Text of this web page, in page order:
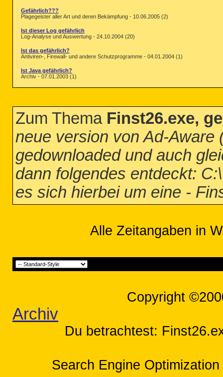
Gefährlich???
Plagegeister aller Art und deren Bekämpfung - 10.06.2005 (2)
Ist dieser Log gefährlich
Log-Analyse und Auswertung - 24.10.2004 (20)
Ist das gefährlich?
Antiviren-, Firewall- und andere Schutzprogramme - 04.01.2004 (1)
Ist Java gefährlich?
Archiv - 07.01.2003 (1)
Zum Thema Finst26.exe,
neue version von Ad-Aware
gedownloaded und auch
dann folgendes entdeckt:
es sich hierbei um eine -
Alle Zeitangaben in
Copyright
Archiv
Du betrachtest:
Search Engine